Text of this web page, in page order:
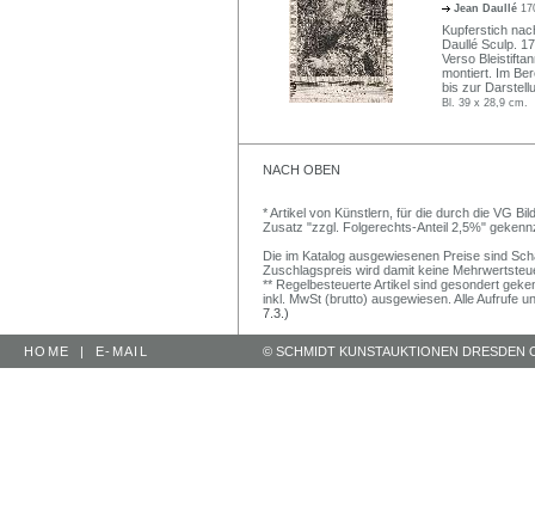
Jean Daullé
Kupferstich
Daullé Sculp.
Verso
montiert. Im
bis zur
Bl. 39 x 28,9 cm.
NACH OBEN
* Artikel von Künstlern, für die durch die VG
Zusatz "zzgl. Folgerechts-Anteil 2,5%"
Die im Katalog ausgewiesenen Preise sind
Zuschlagspreis wird damit keine
** Regelbesteuerte Artikel sind gesondert
inkl. MwSt (brutto) ausgewiesen. Alle Aufrufe
7.3.)
HOME | E-MAIL © SCHMIDT KUNSTAUKTIONEN DRESDEN